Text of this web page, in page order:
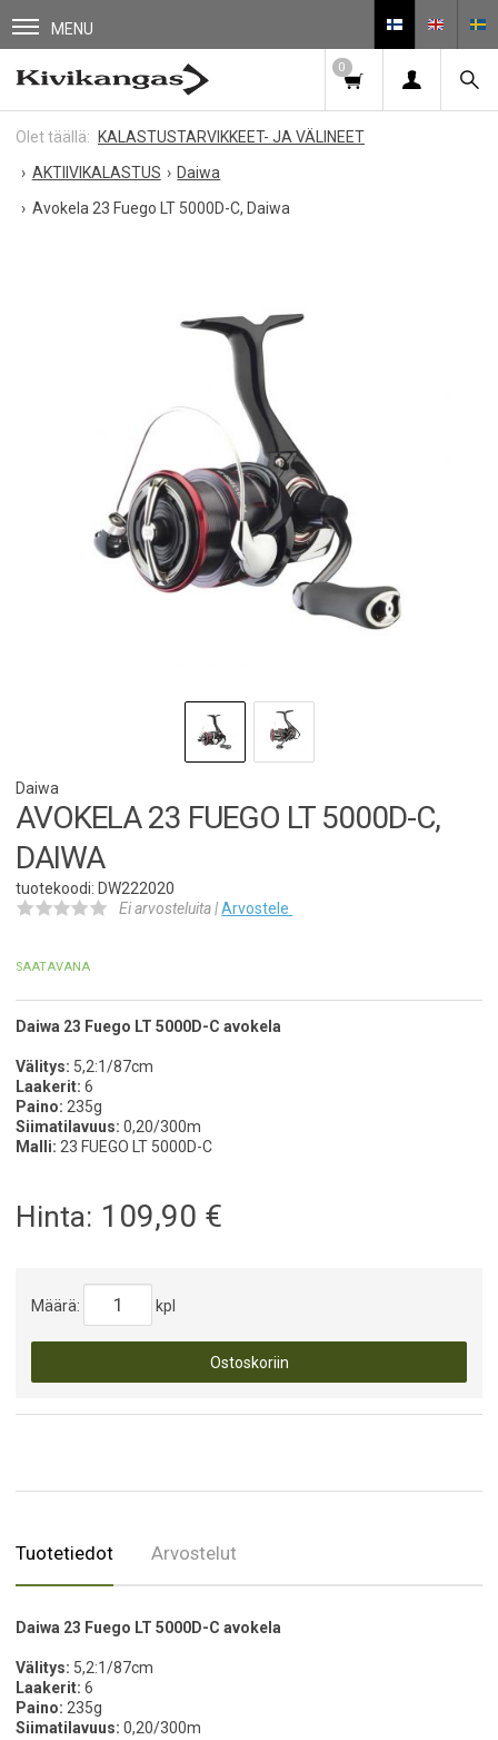
MENU
0
KALASTUSTARVIKKEET- JA VÄLINEET
AKTIIVIKALASTUS
Daiwa
Avokela 23 Fuego LT 5000D-C, Daiwa
Daiwa
AVOKELA 23 FUEGO LT 5000D-C,
DAIWA
tuotekoodi: DW222020
Ei arvosteluita |Arvostele
SAATAVANA
Daiwa 23 Fuego LT 5000D-C avokela
Välitys: 5,2:1/87cm
Laakerit: 6
Paino: 235g
Siimatilavuus: 0,20/300m
Malli: 23 FUEGO LT 5000D-C
Hinta: 109,90 €
Määrä: kpl
Ostoskoriin
Tuotetiedot Arvostelut
Daiwa 23 Fuego LT 5000D-C avokela
Välitys: 5,2:1/87cm
Laakerit: 6
Paino: 235g
Siimatilavuus: 0,20/300m